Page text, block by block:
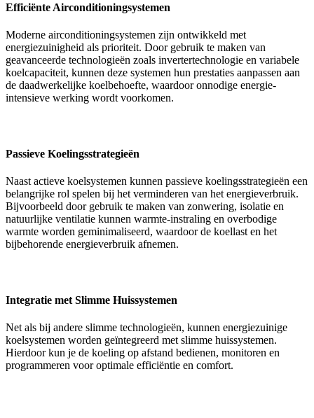
Efficiënte Airconditioningsystemen
Moderne airconditioningsystemen zijn ontwikkeld met
energiezuinigheid als prioriteit. Door gebruik te maken van
geavanceerde technologieën zoals invertertechnologie en variabele
koelcapaciteit, kunnen deze systemen hun prestaties aanpassen aan
de daadwerkelijke koelbehoefte, waardoor onnodige energie-
intensieve werking wordt voorkomen.
Passieve Koelingsstrategieën
Naast actieve koelsystemen kunnen passieve koelingsstrategieën een
belangrijke rol spelen bij het verminderen van het energieverbruik.
Bijvoorbeeld door gebruik te maken van zonwering, isolatie en
natuurlijke ventilatie kunnen warmte-instraling en overbodige
warmte worden geminimaliseerd, waardoor de koellast en het
bijbehorende energieverbruik afnemen.
Integratie met Slimme Huissystemen
Net als bij andere slimme technologieën, kunnen energiezuinige
koelsystemen worden geïntegreerd met slimme huissystemen.
Hierdoor kun je de koeling op afstand bedienen, monitoren en
programmeren voor optimale efficiëntie en comfort.